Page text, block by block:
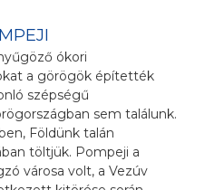
ókori
a görögök építették
szépségű
sem találunk.
Földünk talán
töltjük. Pompeji a
városa volt, a Vezúv